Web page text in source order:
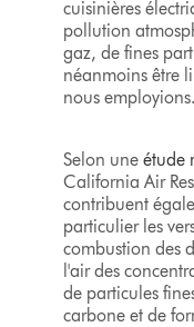
cuisinières
pollution
gaz, de fines
néanmoins être
nous employions.
Selon une étude
California Air
contribuent
particulier les
combustion des
l'air des
de particules
carbone et de